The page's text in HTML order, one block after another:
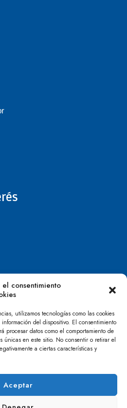
consentimiento
utilizamos tecnologías como las cookies
del dispositivo. El consentimiento
procesar datos como el comportamiento de
únicas en este sitio. No consentir o retirar el
a ciertas características y
Aceptar
623 394 601